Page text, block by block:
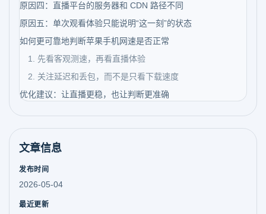
原因四：直播平台的服务器和 CDN 路径不同
原因五：单次观看体验只能说明“这一刻”的状态
如何更可靠地判断苹果手机网速是否正常
1. 先看客观测速，再看直播体验
2. 关注延迟和丢包，而不是只看下载速度
优化建议：让直播更稳，也让判断更准确
文章信息
发布时间
2026-05-04
最近更新